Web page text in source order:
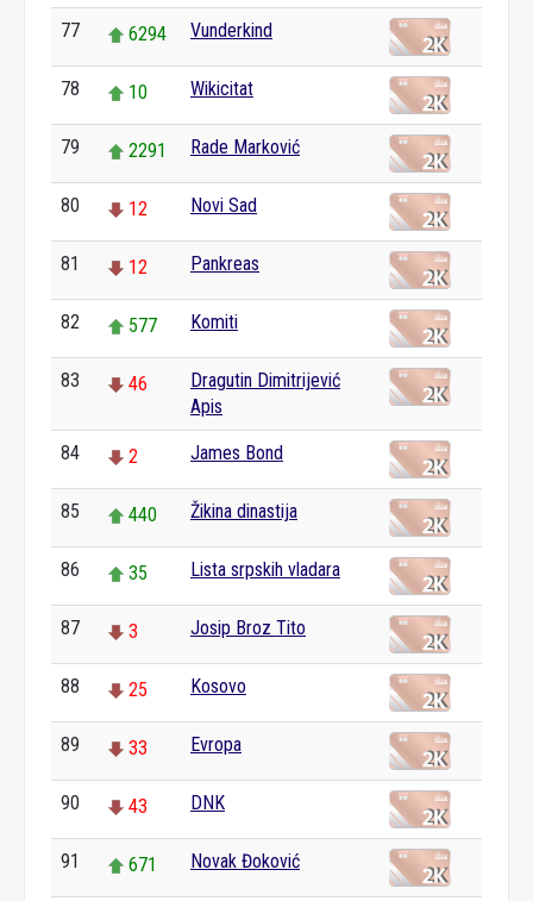
77 6294 Vunderkind
78 10 Wikicitat
79 2291 Rade Marković
80 12 Novi Sad
81 12 Pankreas
82 577 Komiti
83 46
Dragutin Dimitrijević
Apis
84 2 James Bond
85 440 Žikina dinastija
86 35 Lista srpskih vladara
87 3 Josip Broz Tito
88 25 Kosovo
89 33 Evropa
90 43 DNK
91 671 Novak Đoković